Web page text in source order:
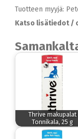
Tuotteen myyjä:
Katso lisätiedot /
Thrive makupalat
Tonnikala, 25 g